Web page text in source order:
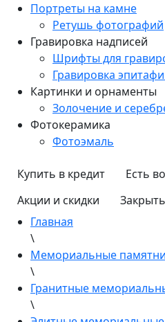
Портреты на камне
Ретушь фотографий
Гравировка надписей
Шрифты для
Гравировка
Картинки и орнаменты
Золочение и
Фотокерамика
Фотоэмаль
Купить в кредит
Есть
Акции и скидки
Главная
\
Мемориальные
\
Гранитные
\